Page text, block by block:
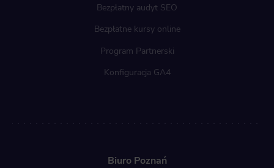
Bezpłatny audyt SEO
Bezpłatne kursy online
Program Partnerski
Konfiguracja GA4
Biuro Poznań